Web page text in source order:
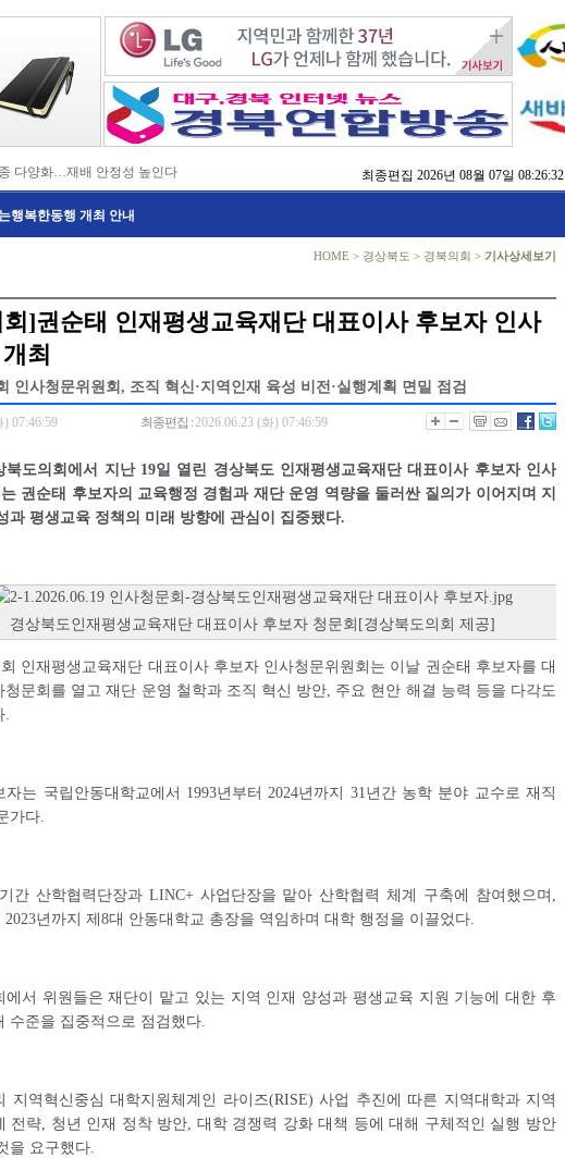
다양화…재배 안정성 높인다
종 지정…3,476억 투입
가동…맞춤형 징수 나선다
농업용수 확보 긴급 지원
증편…수도권 접근성 높인다
’ 개발…맞춤형 수학 학습 지원
…한국마사회 영천 유치 공동전선
갓 튀긴 라면’ 판매량 6배 껑충
도 영유권 주장 강력 규탄
최종편집 2026년 08월 07일 08:26:32
행복한동행 개최 안내
HOME > 경상북도 > 경북의회 > 기사상세보기
]권순태 인재평생교육재단 대표이사 후보자 인사
최
인사청문위원회, 조직 혁신·지역인재 육성 비전·실행계획 면밀 점검
) 07:46:59 최종편집 :2026.06.23 (화) 07:46:59
북도의회에서 지난 19일 열린 경상북도 인재평생교육재단 대표이사 후보자 인사
권순태 후보자의 교육행정 경험과 재단 운영 역량을 둘러싼 질의가 이어지며 지
과 평생교육 정책의 미래 방향에 관심이 집중됐다.
경상북도인재평생교육재단 대표이사 후보자 청문회[경상북도의회 제공]
인재평생교육재단 대표이사 후보자 인사청문위원회는 이날 권순태 후보자를 대
청문회를 열고 재단 운영 철학과 조직 혁신 방안, 주요 현안 해결 능력 등을 다각도
.
자는 국립안동대학교에서 1993년부터 2024년까지 31년간 농학 분야 교수로 재직
가다.
간 산학협력단장과 LINC+ 사업단장을 맡아 산학협력 체계 구축에 참여했으며,
2023년까지 제8대 안동대학교 총장을 역임하며 대학 행정을 이끌었다.
에서 위원들은 재단이 맡고 있는 지역 인재 양성과 평생교육 지원 기능에 대한 후
수준을 집중적으로 점검했다.
지역혁신중심 대학지원체계인 라이즈(RISE) 사업 추진에 따른 지역대학과 지역
전략, 청년 인재 정착 방안, 대학 경쟁력 강화 대책 등에 대해 구체적인 실행 방안
을 요구했다.